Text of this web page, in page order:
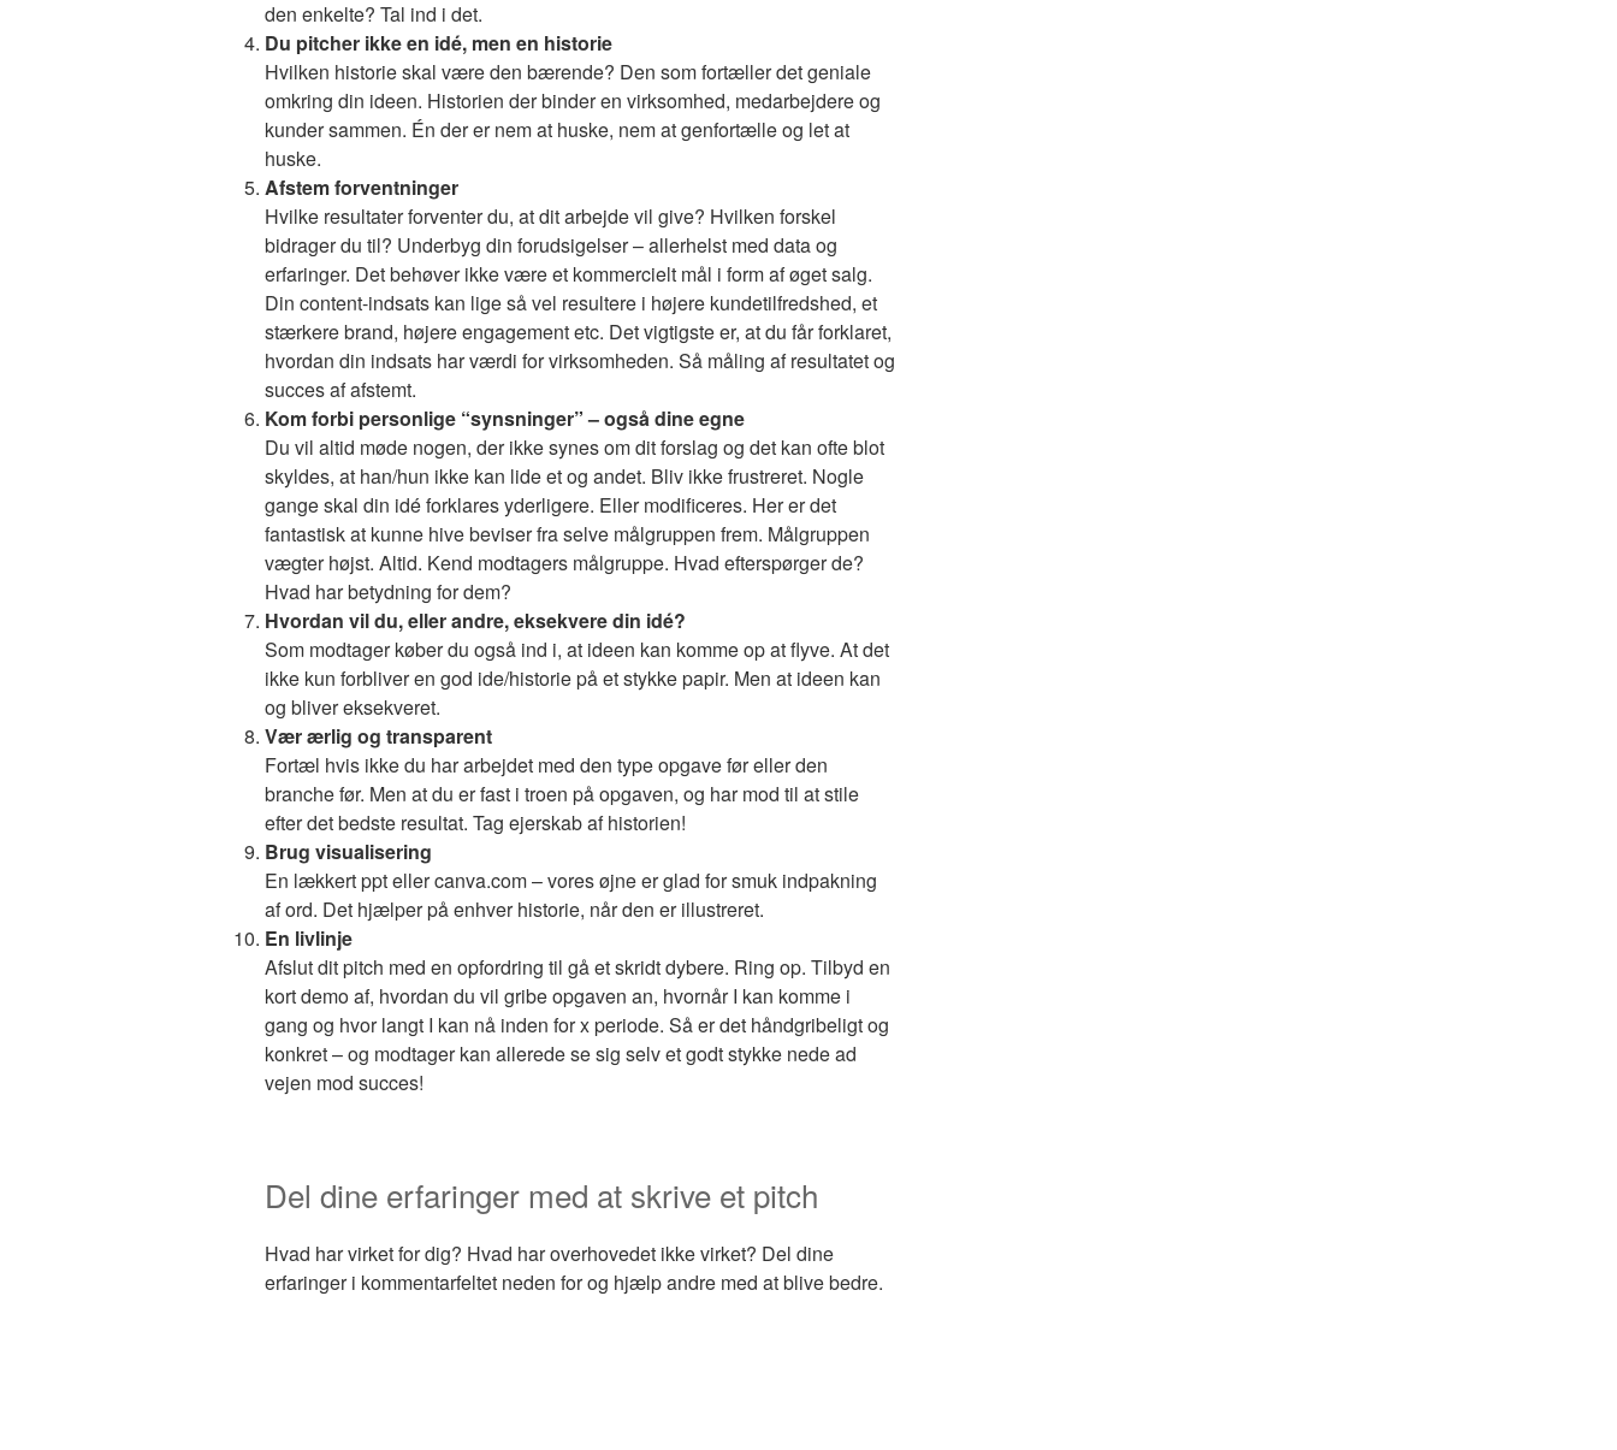
den enkelte? Tal ind i det.
Du pitcher ikke en idé, men en historie
Hvilken historie skal være den bærende? Den som fortæller det geniale
omkring din ideen. Historien der binder en virksomhed, medarbejdere og
kunder sammen. Én der er nem at huske, nem at genfortælle og let at
huske.
Afstem forventninger
Hvilke resultater forventer du, at dit arbejde vil give? Hvilken forskel
bidrager du til? Underbyg din forudsigelser – allerhelst med data og
erfaringer. Det behøver ikke være et kommercielt mål i form af øget salg.
Din content-indsats kan lige så vel resultere i højere kundetilfredshed, et
stærkere brand, højere engagement etc. Det vigtigste er, at du får forklaret,
hvordan din indsats har værdi for virksomheden. Så måling af resultatet og
succes af afstemt.
Kom forbi personlige “synsninger” – også dine egne
Du vil altid møde nogen, der ikke synes om dit forslag og det kan ofte blot
skyldes, at han/hun ikke kan lide et og andet. Bliv ikke frustreret. Nogle
gange skal din idé forklares yderligere. Eller modificeres. Her er det
fantastisk at kunne hive beviser fra selve målgruppen frem. Målgruppen
vægter højst. Altid. Kend modtagers målgruppe. Hvad efterspørger de?
Hvad har betydning for dem?
Hvordan vil du, eller andre, eksekvere din idé?
Som modtager køber du også ind i, at ideen kan komme op at flyve. At det
ikke kun forbliver en god ide/historie på et stykke papir. Men at ideen kan
og bliver eksekveret.
Vær ærlig og transparent
Fortæl hvis ikke du har arbejdet med den type opgave før eller den
branche før. Men at du er fast i troen på opgaven, og har mod til at stile
efter det bedste resultat. Tag ejerskab af historien!
Brug visualisering
En lækkert ppt eller canva.com – vores øjne er glad for smuk indpakning
af ord. Det hjælper på enhver historie, når den er illustreret.
En livlinje
Afslut dit pitch med en opfordring til gå et skridt dybere. Ring op. Tilbyd en
kort demo af, hvordan du vil gribe opgaven an, hvornår I kan komme i
gang og hvor langt I kan nå inden for x periode. Så er det håndgribeligt og
konkret – og modtager kan allerede se sig selv et godt stykke nede ad
vejen mod succes!
Del dine erfaringer med at skrive et pitch
Hvad har virket for dig? Hvad har overhovedet ikke virket? Del dine
erfaringer i kommentarfeltet neden for og hjælp andre med at blive bedre.